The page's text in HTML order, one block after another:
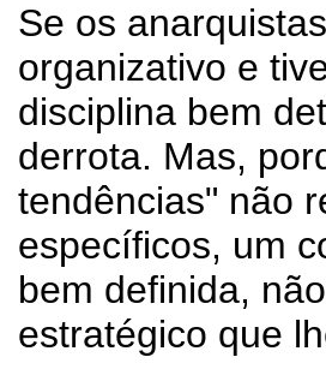
Se os
organizativo e
disciplina bem
derrota. Mas,
tendências" não
específicos, um
bem definida,
estratégico que